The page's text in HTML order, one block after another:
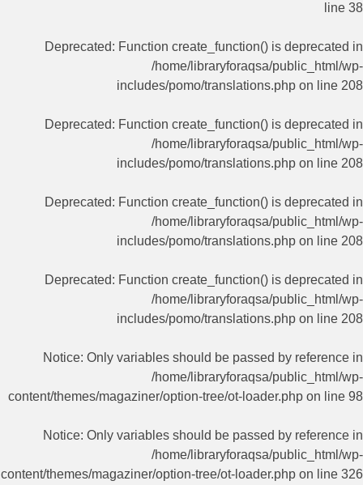
line 38
Deprecated: Function create_function() is deprecated in
/home/libraryforaqsa/public_html/wp-
includes/pomo/translations.php on line 208
Deprecated: Function create_function() is deprecated in
/home/libraryforaqsa/public_html/wp-
includes/pomo/translations.php on line 208
Deprecated: Function create_function() is deprecated in
/home/libraryforaqsa/public_html/wp-
includes/pomo/translations.php on line 208
Deprecated: Function create_function() is deprecated in
/home/libraryforaqsa/public_html/wp-
includes/pomo/translations.php on line 208
Notice: Only variables should be passed by reference in
/home/libraryforaqsa/public_html/wp-
content/themes/magaziner/option-tree/ot-loader.php on line 98
Notice: Only variables should be passed by reference in
/home/libraryforaqsa/public_html/wp-
content/themes/magaziner/option-tree/ot-loader.php on line 326